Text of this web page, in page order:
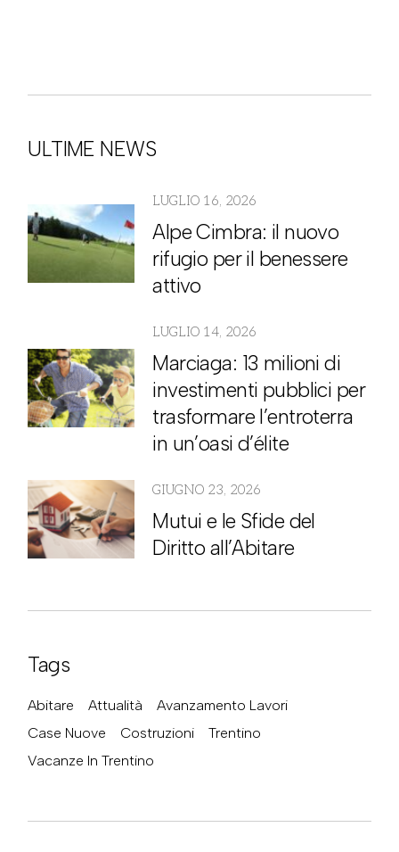
ULTIME NEWS
LUGLIO 16, 2026
Alpe Cimbra: il nuovo
rifugio per il benessere
attivo
LUGLIO 14, 2026
Marciaga: 13 milioni di
investimenti pubblici per
trasformare l’entroterra
in un’oasi d’élite
GIUGNO 23, 2026
Mutui e le Sfide del
Diritto all’Abitare
Tags
Abitare Attualità
Avanzamento Lavori
Case Nuove
Costruzioni
Trentino
Vacanze In Trentino